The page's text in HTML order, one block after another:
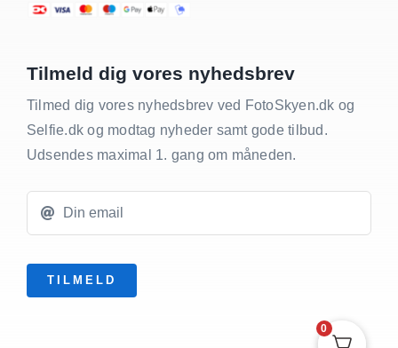
Tilmeld dig vores nyhedsbrev
Tilmed dig vores nyhedsbrev ved FotoSkyen.dk og
Selfie.dk og modtag nyheder samt gode tilbud.
Udsendes maximal 1. gang om måneden.
TILMELD
0